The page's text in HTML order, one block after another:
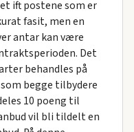
ift postene som er
fasit, men en
antar kan være
Det
behandles på
begge tilbydere
10 poeng til
vil bli tildelt en